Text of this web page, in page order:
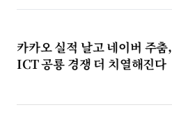
카카오 실적 날고 네이버 주춤,
ICT 공룡 경쟁 더 치열해진다